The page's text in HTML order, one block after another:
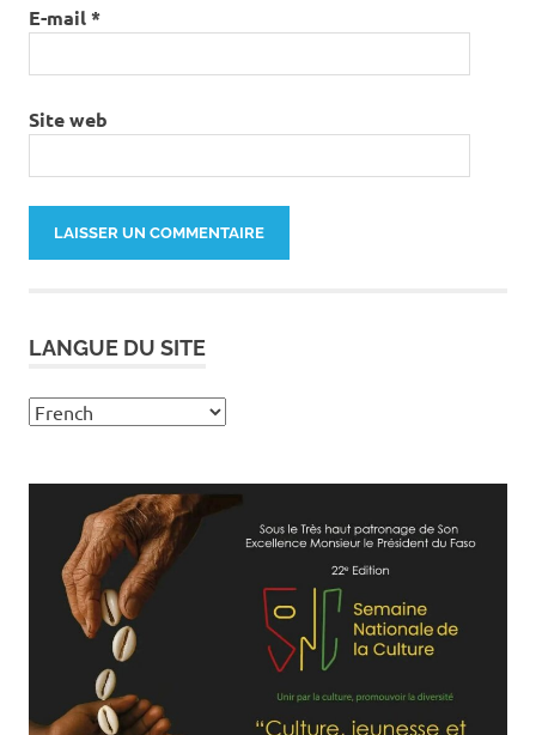
E-mail*
Site web
LANGUE DU SITE